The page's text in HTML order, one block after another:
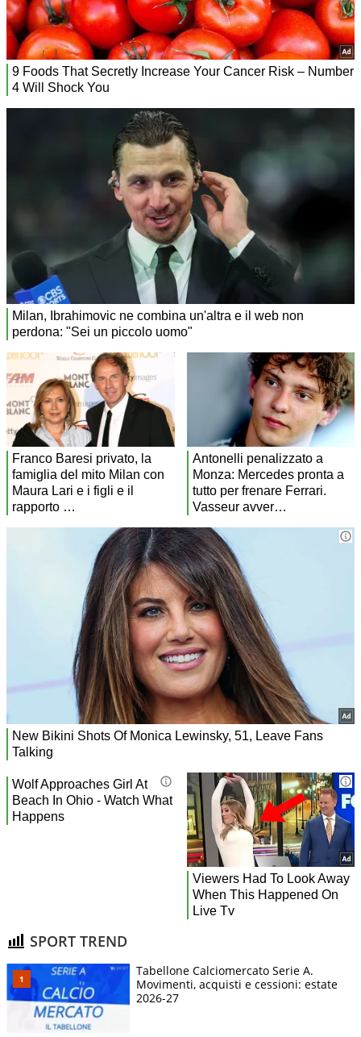
SPORT TREND
Tabellone Calciomercato Serie A.
Movimenti, acquisti e cessioni: estate
2026-27